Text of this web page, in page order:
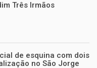
Três Irmãos
de esquina com dois
no São Jorge